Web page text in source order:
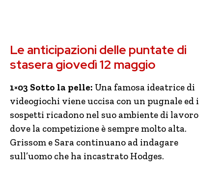
Le anticipazioni delle puntate di
stasera giovedì 12 maggio
1×03 Sotto la pelle: Una famosa ideatrice di
videogiochi viene uccisa con un pugnale ed i
sospetti ricadono nel suo ambiente di lavoro
dove la competizione è sempre molto alta.
Grissom e Sara continuano ad indagare
sull’uomo che ha incastrato Hodges.